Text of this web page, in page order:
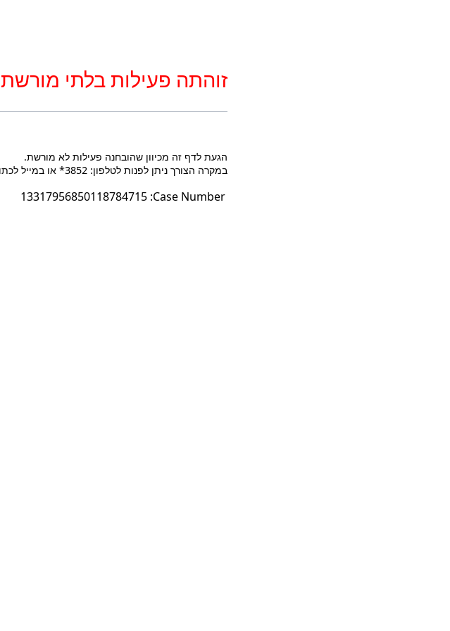
זוהתה פעילות בלתי מורשת
הגעת לדף זה מכיוון שהובחנה פעילות לא מורשת.
במקרה הצורך ניתן לפנות לטלפון: 3852* או במייל לכתובת Courtinfo@court.gov.il עם מספר הפעולה בעת הפנייה.
Case Number:
13317956850118784715